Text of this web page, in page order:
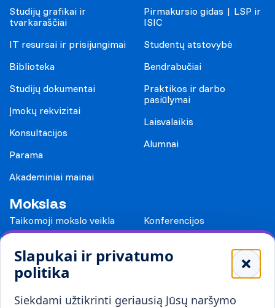
Slapukai ir privatumo
politika
Siekdami užtikrinti geriausią Jūsų naršymo
Studijų grafikai ir
tvarkaraščiai
IT resursai ir prisijungimai
Biblioteka
Studijų dokumentai
Įmokų rekvizitai
Konsultacijos
Parama
Akademiniai mainai
Pirmakursio gidas | LSP ir
ISIC
Studentų atstovybė
Bendrabučiai
Praktikos ir darbo
pasiūlymai
Laisvalaikis
Alumnai
Mokslas
Taikomoji mokslo veikla
Konferencijos
Mokykloms
Visuomenei ir verslui